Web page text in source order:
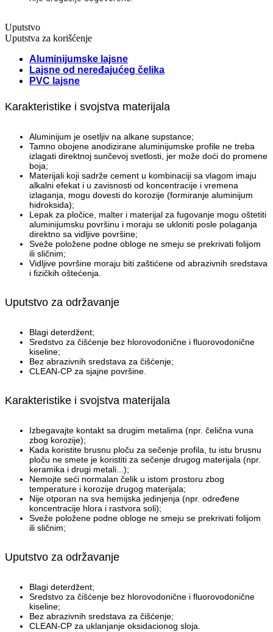
Uputstvo
Uputstva za korišćenje
Aluminijumske lajsne
Lajsne od neređajućeg čelika
PVC lajsne
Karakteristike i svojstva materijala
Aluminijum je osetljiv na alkane supstance;
Tamno obojene anodizirane aluminijumske profile ne treba
izlagati direktnoj sunčevoj svetlosti, jer može doći do promene
boja;
Materijali koji sadrže cement u kombinaciji sa vlagom imaju
alkalni efekat i u zavisnosti od koncentracije i vremena
izlaganja, mogu dovesti do korozije (formiranje aluminijum
hidroksida);
Lepak za pločice, malter i materijal za fugovanje mogu oštetiti
aluminijumsku površinu i moraju se ukloniti posle polaganja
direktno sa vidljive površine;
Sveže položene podne obloge ne smeju se prekrivati folijom
ili sličnim;
Vidljive površine moraju biti zaštićene od abrazivnih sredstava
i fizičkih oštećenja.
Uputstvo za održavanje
Blagi deterdžent;
Sredstvo za čišćenje bez hlorovodonične i fluorovodonične
kiseline;
Bez abrazivnih sredstava za čišćenje;
CLEAN-CP za sjajne površine.
Karakteristike i svojstva materijala
Izbegavajte kontakt sa drugim metalima (npr. čelična vuna
zbog korozije);
Kada koristite brusnu ploču za sečenje profila, tu istu brusnu
ploču ne smete je koristiti za sečenje drugog materijala (npr.
keramika i drugi metali...);
Nemojte seći normalan čelik u istom prostoru zbog
temperature i korozije drugog materijala;
Nije otporan na sva hemijska jedinjenja (npr. određene
koncentracije hlora i rastvora soli);
Sveže položene podne obloge ne smeju se prekrivati folijom
ili sličnim;
Uputstvo za održavanje
Blagi deterdžent;
Sredstvo za čišćenje bez hlorovodonične i fluorovodonične
kiseline;
Bez abrazivnih sredstava za čišćenje;
CLEAN-CP za uklanjanje oksidacionog sloja.